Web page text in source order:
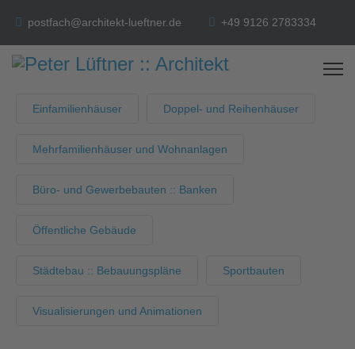
postfach@architekt-lueftner.de +49 9126 2783334
Einfamilienhäuser Doppel- und Reihenhäuser
Mehrfamilienhäuser und Wohnanlagen
Büro- und Gewerbebauten :: Banken
Öffentliche Gebäude
Städtebau :: Bebauungspläne Sportbauten
Visualisierungen und Animationen